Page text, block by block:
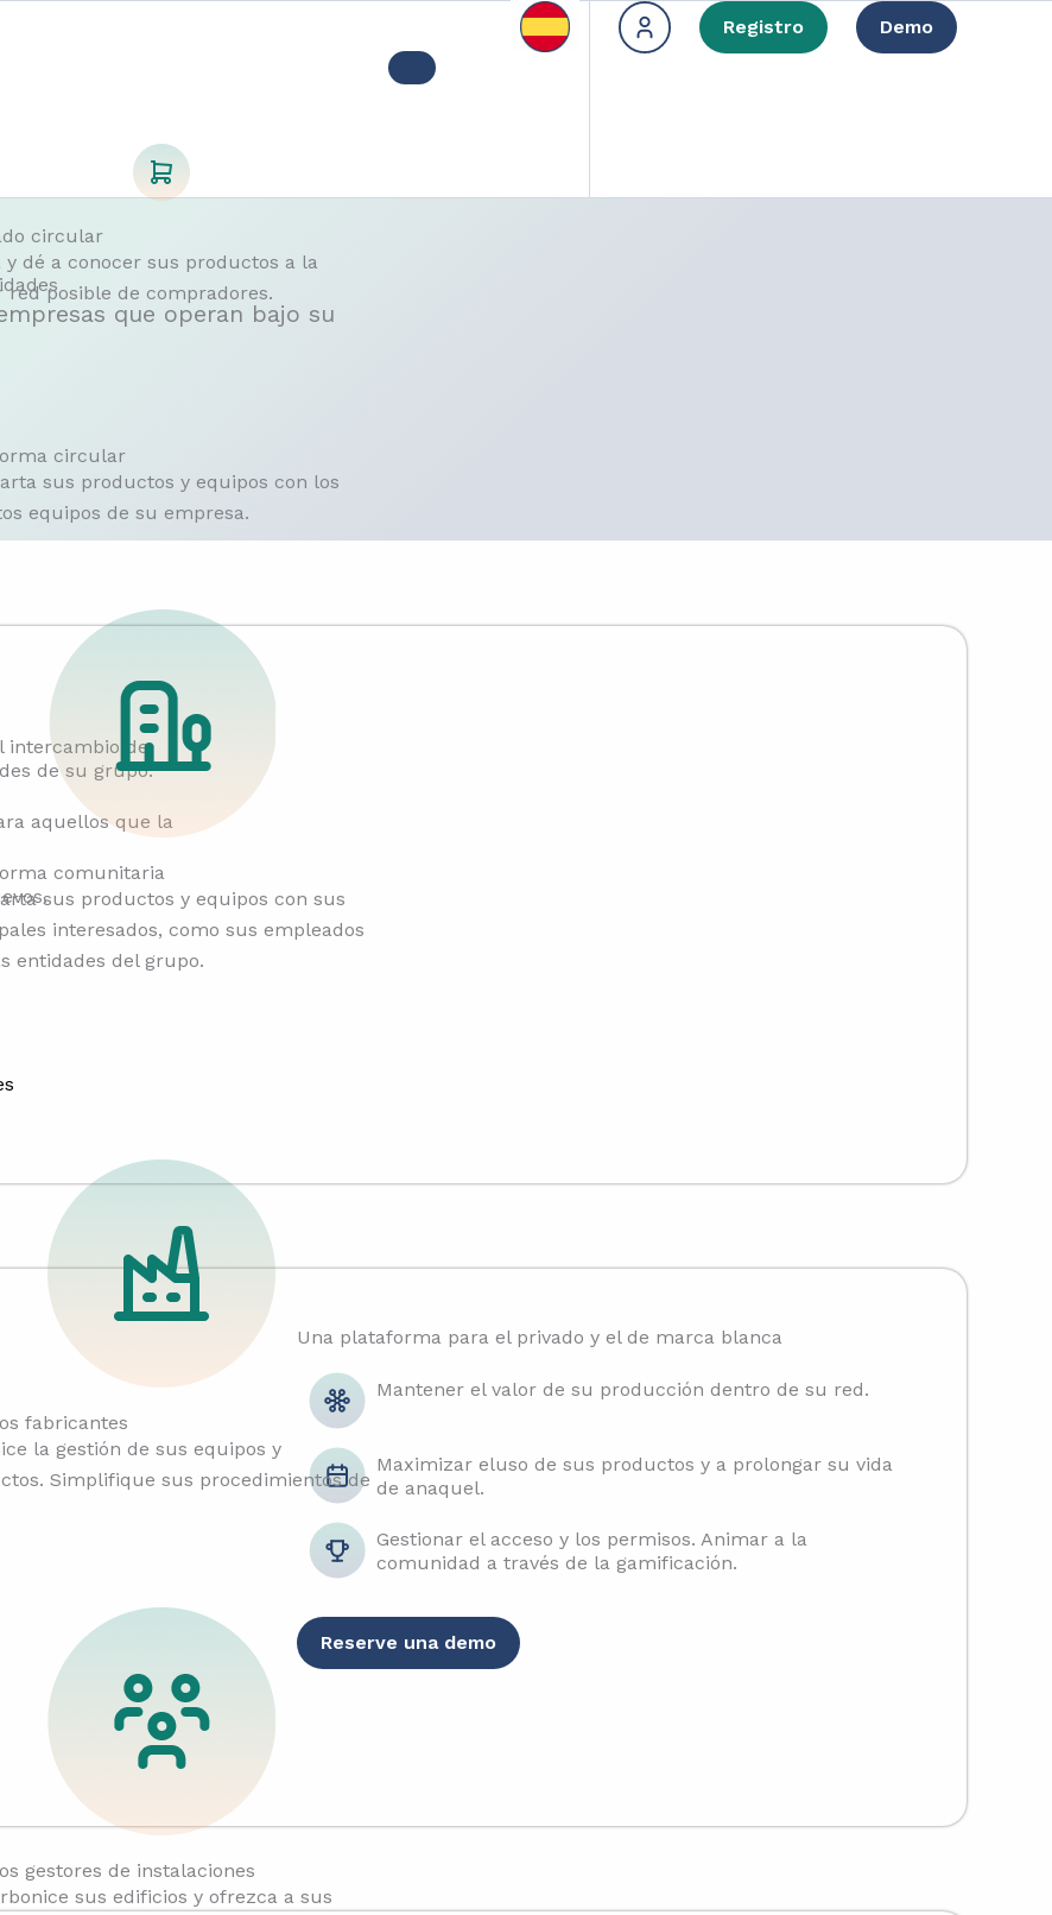
circular
y dé a conocer sus productos a la
red posible de compradores.
circular
sus productos y equipos con los
equipos de su empresa.
comunitaria
sus productos y equipos con sus
interesados, como sus empleados
entidades del grupo.
fabricantes
la gestión de sus equipos y
Simplifique sus procedimientos de
gestores de instalaciones
sus edificios y ofrezca a sus
Registro Demo
que operan bajo su
intercambio de
de su grupo.
aquellos que la
Una plataforma para el privado y el de marca blanca
Mantener el valor de su producción dentro de su red.
Maximizar eluso de sus productos y a prolongar su vida
de anaquel.
Gestionar el acceso y los permisos. Animar a la
comunidad a través de la gamificación.
Reserve una demo